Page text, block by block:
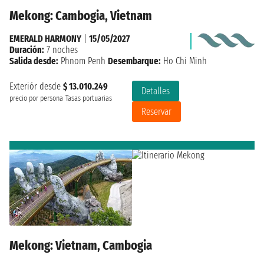
Mekong: Cambogia, Vietnam
Exteriór desde $ 13.010.249
precio por persona Tasas portuarias
Detalles
Reservar
EMERALD HARMONY
15/05/2027
Duración: 7 noches
Salida desde: Phnom Penh Desembarque: Ho Chi Minh
Mekong: Vietnam, Cambogia